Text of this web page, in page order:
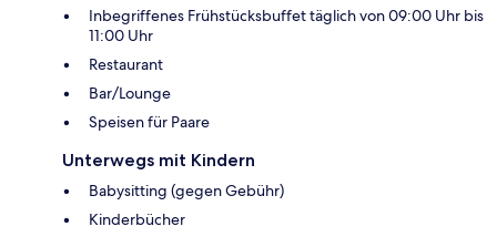
Inbegriffenes Frühstücksbuffet täglich von 09:00 Uhr bis
11:00 Uhr
Restaurant
Bar/Lounge
Speisen für Paare
Unterwegs mit Kindern
Babysitting (gegen Gebühr)
Kinderbücher